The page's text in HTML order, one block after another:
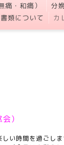
痛・和痛） 分
類について カ
）
い時間を過ごしま